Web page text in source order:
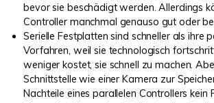
bevor sie beschädigt werden. Allerdings
Controller manchmal genauso gut oder
Serielle Festplatten sind schneller als ihre
Vorfahren, weil sie technologisch
weniger kostet, sie schnell zu machen.
Schnittstelle wie einer Kamera zur
Nachteile eines parallelen Controllers kein